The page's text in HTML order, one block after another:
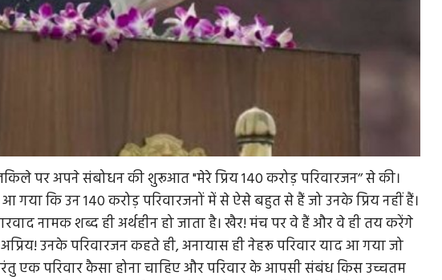
पर अपने संबोधन की शुरूआत "मेरे प्रिय 140 करोड़ परिवारजन’’ से की।
कि उन 140 करोड़ परिवारजनों में से ऐसे बहुत से हैं जो उनके प्रिय नहीं हैं।
नामक शब्द ही अर्थहीन हो जाता है। खैर! मंच पर वे हैं और वे ही तय करेंगे
उनके परिवारजन कहते ही, अनायास ही नेहरू परिवार याद आ गया जो
एक परिवार कैसा होना चाहिए और परिवार के आपसी संबंध किस उच्चतम